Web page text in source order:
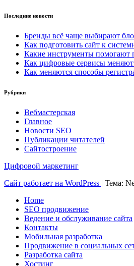
Последние новости
Бренды всё чаще выбирают
Как подготовить сайт к
Какие инструменты помогают
Как цифровые сервисы
Как меняются способы
Рубрики
Вебмастерская
Главное
Новости SEO
Публикации читателей
Сайтостроение
Цифровой маркетинг
Сайт работает на WordPress | Тема:
Home
SEO продвижение
Ведение и обслуживание сайта
Контакты
Мобильная разработка
Продвижение в социальных
Разработка сайта
Хостинг